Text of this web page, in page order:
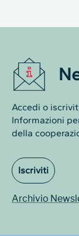
Accedi o
Informazioni
della
Iscriviti
Archivio